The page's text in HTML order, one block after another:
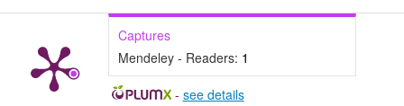
Captures
Mendeley - Readers: 1
- see details